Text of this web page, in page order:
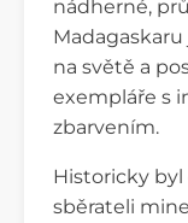
nádherné,
na světě a
exempláře s
zbarvením.
Historicky
sběrateli